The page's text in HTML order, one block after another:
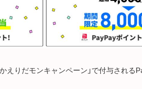
えりだモンキャンペーン」で付与される